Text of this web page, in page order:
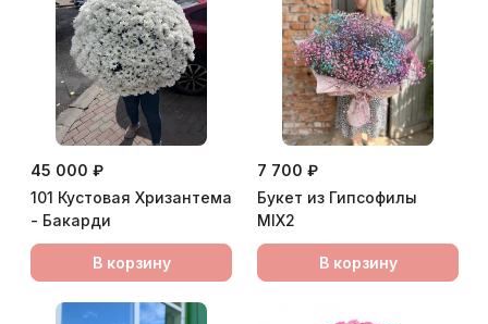
45 000 ₽
101 Кустовая Хризантема
- Бакарди
В корзину
7 700 ₽
Букет из Гипсофилы
MIX2
В корзину